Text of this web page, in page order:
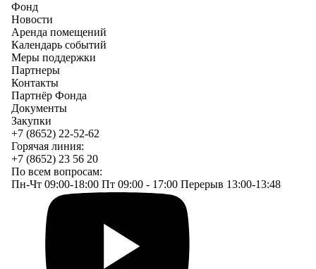
Фонд
Новости
Аренда помещений
Календарь событий
Меры поддержки
Партнеры
Контакты
Партнёр Фонда
Документы
Закупки
+7 (8652) 22-52-62
Горячая линия:
+7 (8652) 23 56 20
По всем вопросам:
Пн-Чт 09:00-18:00 Пт 09:00 - 17:00 Перерыв 13:00-13:48